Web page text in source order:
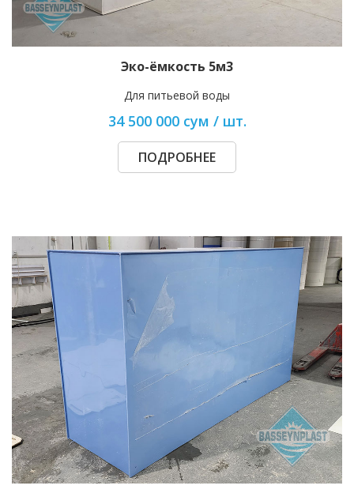
Эко-ёмкость 5м3
Для питьевой воды
34 500 000 сум / шт.
ПОДРОБНЕЕ